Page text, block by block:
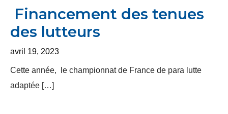
Financement des tenues
des lutteurs
avril 19, 2023
Cette année, le championnat de France de para lutte
adaptée […]